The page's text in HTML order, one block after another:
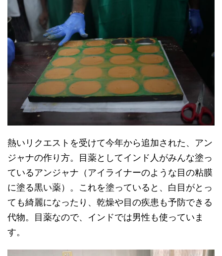
熱いリクエストを受けて今年から追加された、アン
ジャナの作り方。目薬としてインド人がみんな塗っ
ているアンジャナ（アイライナーのような目の粘膜
に塗る黒い薬）。これを塗っていると、白目がとっ
ても綺麗になったり、乾燥や目の疾患も予防できる
代物。目薬なので、インドでは男性も使っていま
す。